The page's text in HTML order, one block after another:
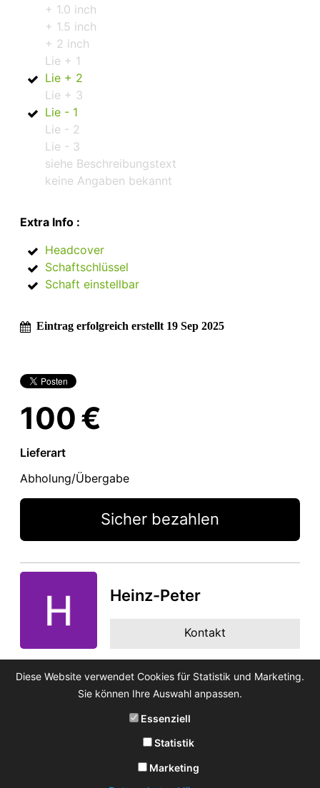
+ 1.0 inch
+ 1.5 inch
+ 2 inch
Lie + 1
Lie + 2
Lie + 3
Lie - 1
Lie - 2
Lie - 3
siehe Beschreibungstext
keine Angaben bekannt
Extra Info :
Headcover
Schaftschlüssel
Schaft einstellbar
Eintrag erfolgreich erstellt 19 Sep 2025
100 €
Lieferart
Abholung/Übergabe
Sicher bezahlen
Heinz-Peter
Kontakt
Diese Website verwendet Cookies für Statistik und Marketing.
Sie können Ihre Auswahl anpassen.
Essenziell
Statistik
Marketing